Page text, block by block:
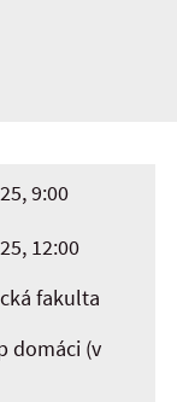
9:00
12:00
fakulta
domáci (v